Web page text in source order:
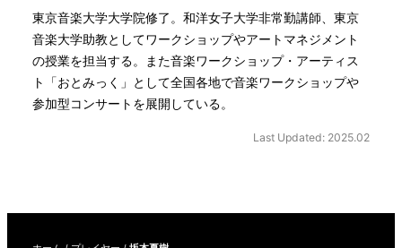
東京音楽大学大学院修了。和洋女子大学非常勤講師、東京
音楽大学助教としてワークショップやアートマネジメント
の授業を担当する。また音楽ワークショップ・アーティス
ト「おとみっく」として全国各地で音楽ワークショップや
参加型コンサートを展開している。
Last Updated: 2025.02